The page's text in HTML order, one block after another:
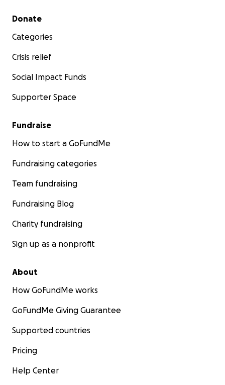
Secondary menu
Donate
Categories
Crisis relief
Social Impact Funds
Supporter Space
Fundraise
How to start a GoFundMe
Fundraising categories
Team fundraising
Fundraising Blog
Charity fundraising
Sign up as a nonprofit
About
How GoFundMe works
GoFundMe Giving Guarantee
Supported countries
Pricing
Help Center